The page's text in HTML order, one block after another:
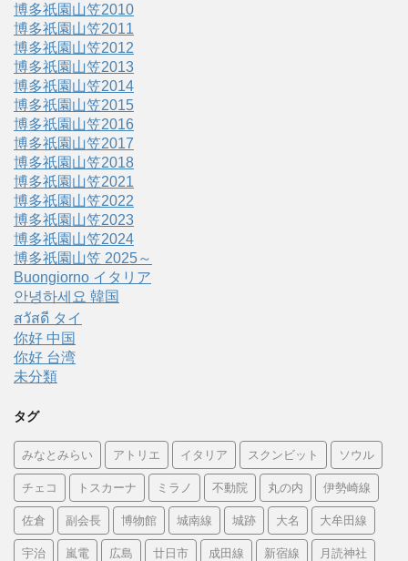
博多祇園山笠2010
博多祇園山笠2011
博多祇園山笠2012
博多祇園山笠2013
博多祇園山笠2014
博多祇園山笠2015
博多祇園山笠2016
博多祇園山笠2017
博多祇園山笠2018
博多祇園山笠2021
博多祇園山笠2022
博多祇園山笠2023
博多祇園山笠2024
博多祇園山笠 2025～
Buongiorno イタリア
안녕하세요 韓国
สวัสดี タイ
你好 中国
你好 台湾
未分類
タグ
みなとみらい アトリエ イタリア スクンビット ソウル
チェコ トスカーナ ミラノ 不動院 丸の内 伊勢崎線
佐倉 副会長 博物館 城南線 城跡 大名 大牟田線
宇治 嵐電 広島 廿日市 成田線 新宿線 月読神社